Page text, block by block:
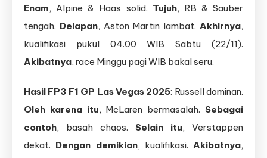
Enam, Alpine & Haas solid. Tujuh, RB & Sauber
tengah. Delapan, Aston Martin lambat.Akhirnya,
kualifikasi pukul 04.00 WIB Sabtu (22/11).
Akibatnya, race Minggu pagi WIB bakal seru.
Hasil FP3 F1 GP Las Vegas 2025: Russell dominan.
Oleh karena itu, McLaren bermasalah. Sebagai
contoh, basah chaos. Selain itu, Verstappen
dekat. Dengan demikian, kualifikasi. Akibatnya,